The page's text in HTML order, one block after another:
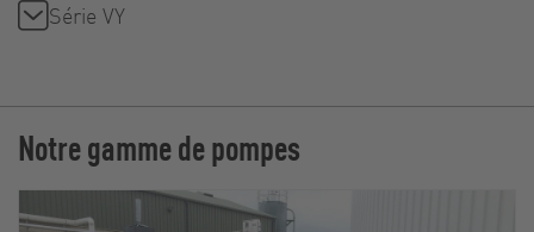
Série VY
Notre gamme de pompes